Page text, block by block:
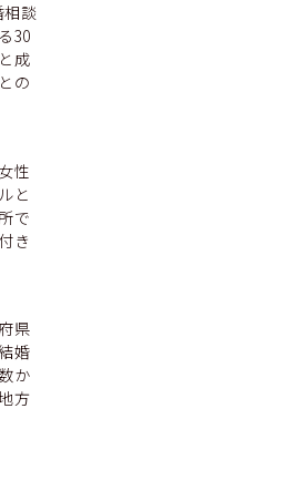
相談
30
成
の
性
と
で
き
県
婚
か
方